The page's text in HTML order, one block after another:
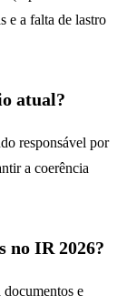
e a falta de lastro
atual?
responsável por
a coerência
no IR 2026?
e